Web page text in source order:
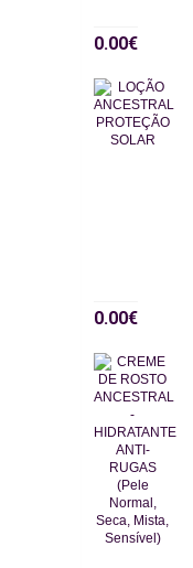
0.00€
0.00€